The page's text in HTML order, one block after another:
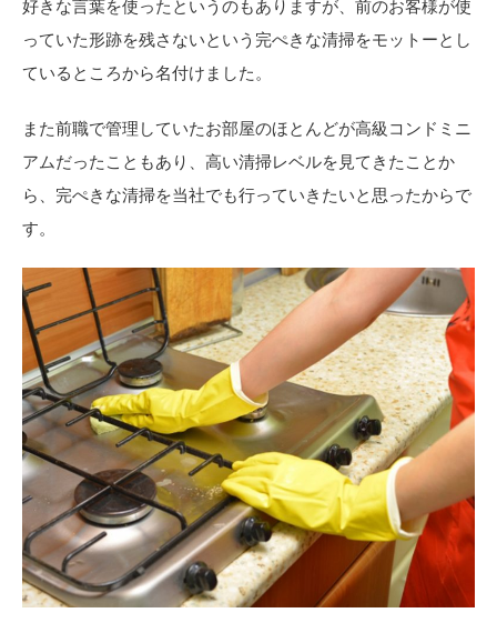
好きな言葉を使ったというのもありますが、前のお客様が使
っていた形跡を残さないという完ぺきな清掃をモットーとし
ているところから名付けました。
また前職で管理していたお部屋のほとんどが高級コンドミニ
アムだったこともあり、高い清掃レベルを見てきたことか
ら、完ぺきな清掃を当社でも行っていきたいと思ったからで
す。